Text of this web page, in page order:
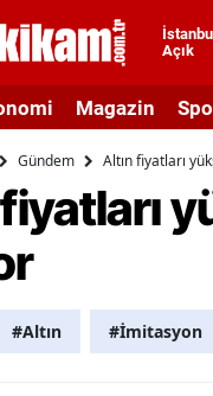
İstanbul
Açık
Magazin
Gündem Altın fiyatları
#Altın #İmitasyon